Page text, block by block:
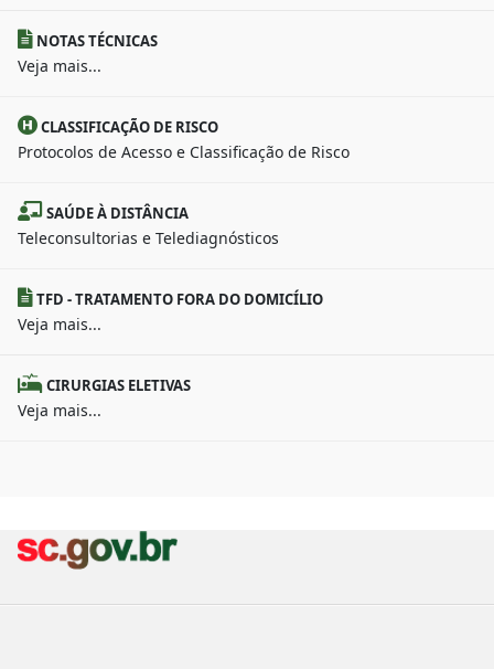
NOTAS TÉCNICAS
Veja mais...
CLASSIFICAÇÃO DE RISCO
Protocolos de Acesso e Classificação de Risco
SAÚDE À DISTÂNCIA
Teleconsultorias e Telediagnósticos
TFD - TRATAMENTO FORA DO DOMICÍLIO
Veja mais...
CIRURGIAS ELETIVAS
Veja mais...